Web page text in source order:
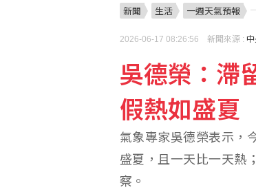
聽不懂別人開
高階穿戴需求
新聞 生活 一週天氣預報
2026-06-17 08:26:56 新聞來源 :
吳德榮：滯
假熱如盛夏
氣象專家吳德榮表示，
盛夏，且一天比一天熱
察。